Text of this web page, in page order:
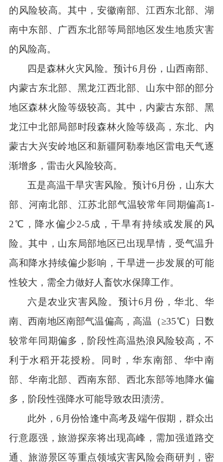
的风险较高。其中，安徽南部、江西东北部、湖
南中东部、广西东北部等局部地区发生地质灾害
的风险高。
四是森林火灾风险。预计6月份，山西南部、
内蒙古东北部、黑龙江西北部、山东中部的部分
地区森林火险等级较高。其中，内蒙古东部、黑
龙江中北部局部时段森林火险等级高，东北、内
蒙古大兴安岭地区和新疆阿勒泰地区雷电天气逐
渐增多，雷击火风险较高。
五是高温干旱灾害风险。预计6月份，山东大
部、河南北部、江苏北部气温较常年同期偏高1-
2℃，降水偏少2-5成，干旱有持续或发展的风
险。其中，山东局部地区已出现旱情，受气温升
高和降水持续偏少影响，干旱进一步发展的可能
性较大，需全力做好人畜饮水保障工作。
六是农业灾害风险。预计6月份，华北、华
南、西南地区南部气温偏高，高温（≥35℃）日数
较常年同期偏多，阶段性高温热浪风险较高，不
利于水稻开花授粉。同时，华东南部、华中南
部、华南北部、西南东部、西北东部等地降水偏
多，阶段性强降水可能导致农田渍涝。
此外， 6月份恰逢中高考及端午假期，群众出
行意愿强，旅游探亲将出现高峰，需加强道路交
通、旅游景区等重点领域灾害风险会商研判，密